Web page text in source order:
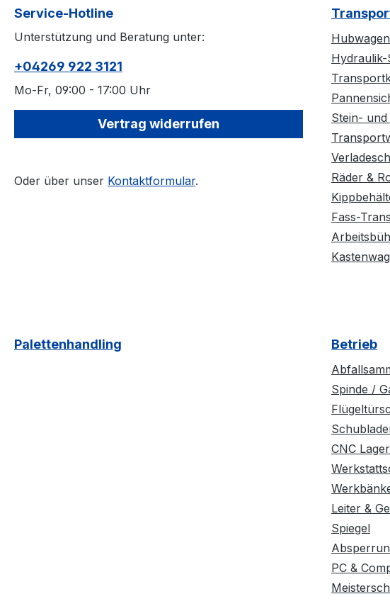
Service-Hotline
Unterstützung und Beratung unter:
+04269 922 3121
Mo-Fr, 09:00 - 17:00 Uhr
Vertrag widerrufen
Oder über unser Kontaktformular.
Hubwagen
Stein-
Räder &
Fass-
Palettenhandling Betrieb
Spinde /
CNC
Leiter &
Spiegel
PC &